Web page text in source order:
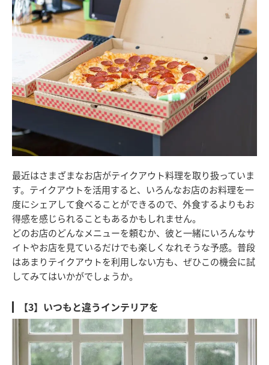
最近はさまざまなお店がテイクアウト料理を取り扱っていま
す。テイクアウトを活用すると、いろんなお店のお料理を一
度にシェアして食べることができるので、外食するよりもお
得感を感じられることもあるかもしれません。
どのお店のどんなメニューを頼むか、彼と一緒にいろんなサ
イトやお店を見ているだけでも楽しくなれそうな予感。普段
はあまりテイクアウトを利用しない方も、ぜひこの機会に試
してみてはいかがでしょうか。
【3】いつもと違うインテリアを